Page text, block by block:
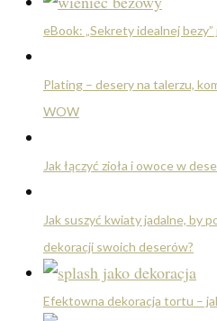
eBook: „Sekrety idealnej
Plating – desery na talerzu,
WOW
Jak łączyć zioła i owoce w
Jak suszyć kwiaty jadalne, by
dekoracji swoich deserów?
Efektowna dekoracja tortu –